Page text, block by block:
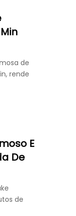
de
rende
E
De
de